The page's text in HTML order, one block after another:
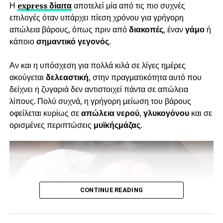
Λιπαρά ψάρια
περιέχουν Ωμέγα-3 και Ωμέγα-6, τα οποία είναι καλά για
το καρδιαγγειακό σύστημα. Βοηθούν επίσης στη θρέψη
των μυών χάρη στην πρόσληψη πρωτεϊνών τους.
Κοτόπουλο
Το κοτόπουλο έχει χαμηλή περιεκτικότητα σε λιπαρά και
ή γαλοπούλας περιέχουν περίπου 22 γραμμάρια
πρωτεΐνης.
Η express δίαιτααποτελεί μία από τις πιο συχνές
επιλογές όταν υπάρχει πίεση χρόνου για γρήγορη
απώλεια βάρους, όπως πριν απόδιακοπές, ένανγάμοή
κάποιοσημαντικό γεγονός.
Αν και η υπόσχεση για πολλά κιλά σε λίγες ημέρες
ακούγεται δελεαστική, στην πραγματικότητα αυτό που
δείχνει η ζυγαριά δεν αντιστοιχεί πάντα σε απώλεια
λίπους. Πολύ συχνά, η γρήγορη μείωση του βάρους
οφείλεται κυρίως σεαπώλεια νερού, γλυκογόνουκαι σε
ορισμένες περιπτώσεις μυϊκήςμάζας.
CONTINUE READING